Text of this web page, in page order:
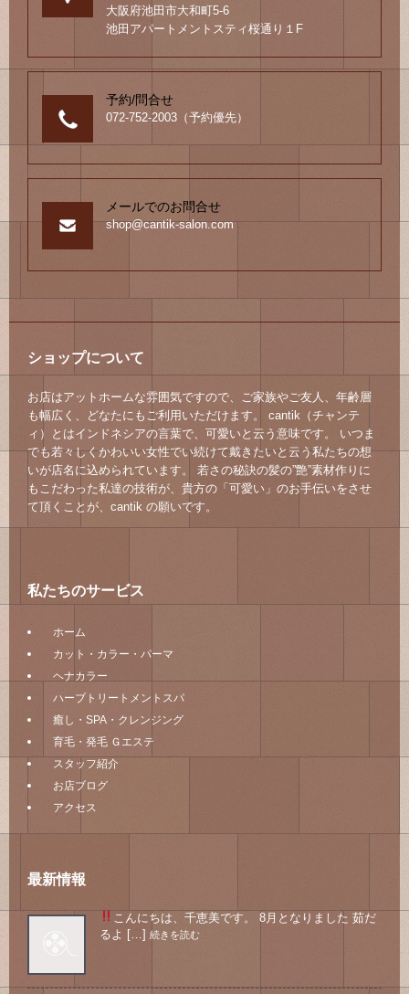
大阪府池田市大和町5-6
池田アパートメントスティ桜通り１F
予約/問合せ
072-752-2003（予約優先）
メールでのお問合せ
shop@cantik-salon.com
ショップについて
お店はアットホームな雰囲気ですので、ご家族やご友人、年齢層
も幅広く、どなたにもご利用いただけます。 cantik（チャンテ
ィ）とはインドネシアの言葉で、可愛いと云う意味です。 いつま
でも若々しくかわいい女性でい続けて戴きたいと云う私たちの想
いが店名に込められています。 若さの秘訣の髪の”艶”素材作りに
もこだわった私達の技術が、貴方の「可愛い」のお手伝いをさせ
て頂くことが、cantik の願いです。
私たちのサービス
ホーム
カット・カラー・パーマ
ヘナカラー
ハーブトリートメントスパ
癒し・SPA・クレンジング
育毛・発毛 Ｇエステ
スタッフ紹介
お店ブログ
アクセス
最新情報
こんにちは、千恵美です。 8月となりました 茹だ
るよ […] 続きを読む